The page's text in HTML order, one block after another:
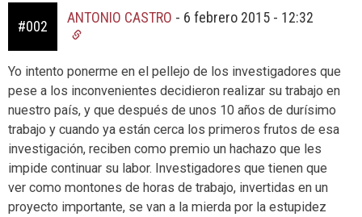
#002
ANTONIO CASTRO - 6 febrero 2015 - 12:32
Yo intento ponerme en el pellejo de los investigadores que
pese a los inconvenientes decidieron realizar su trabajo en
nuestro país, y que después de unos 10 años de durísimo
trabajo y cuando ya están cerca los primeros frutos de esa
investigación, reciben como premio un hachazo que les
impide continuar su labor. Investigadores que tienen que
ver como montones de horas de trabajo, invertidas en un
proyecto importante, se van a la mierda por la estupidez